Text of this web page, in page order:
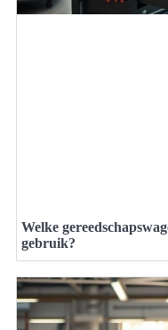
Welke
gebruik?